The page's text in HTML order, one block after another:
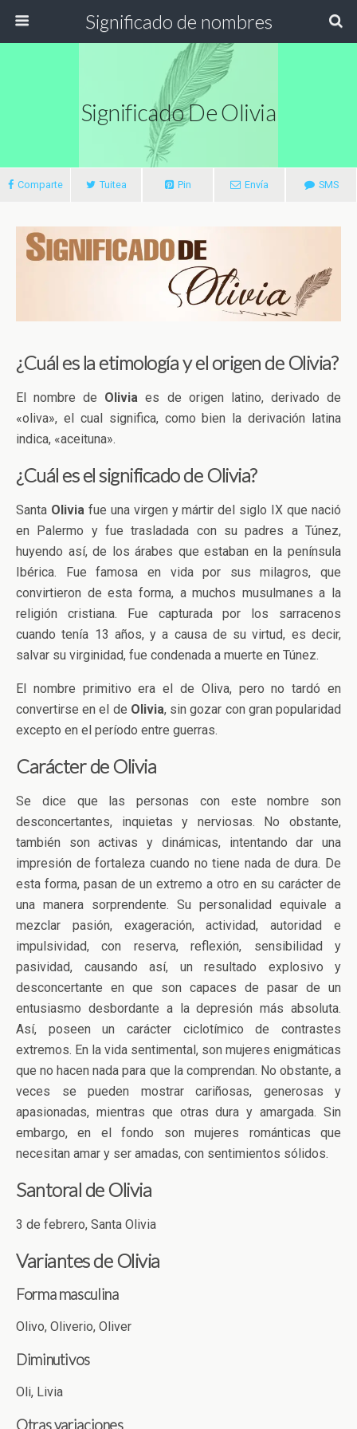
Significado de nombres
Significado De Olivia
Comparte Tuitea Pin Envía SMS
¿Cuál es la etimología y el origen de Olivia?
El nombre de Olivia es de origen latino, derivado de
«oliva», el cual significa, como bien la derivación latina
indica, «aceituna».
¿Cuál es el significado de Olivia?
Santa Oliviafue una virgen y mártir del siglo IX que nació
en Palermo y fue trasladada con su padres a Túnez,
huyendo así, de los árabes que estaban en la península
Ibérica. Fue famosa en vida por sus milagros, que
convirtieron de esta forma, a muchos musulmanes a la
religión cristiana. Fue capturada por los sarracenos
cuando tenía 13 años, y a causa de su virtud, es decir,
salvar su virginidad, fue condenada a muerte en Túnez.
El nombre primitivo era el de Oliva, pero no tardó en
convertirse en el de Olivia, sin gozar con gran popularidad
excepto en el período entre guerras.
Carácter de Olivia
Se dice que las personas con este nombre son
desconcertantes, inquietas y nerviosas. No obstante,
también son activas y dinámicas, intentando dar una
impresión de fortaleza cuando no tiene nada de dura. De
esta forma, pasan de un extremo a otro en su carácter de
una manera sorprendente. Su personalidad equivale a
mezclar pasión, exageración, actividad, autoridad e
impulsividad, con reserva, reflexión, sensibilidad y
pasividad, causando así, un resultado explosivo y
desconcertante en que son capaces de pasar de un
entusiasmo desbordante a la depresión más absoluta.
Así, poseen un carácter ciclotímico de contrastes
extremos. En la vida sentimental, son mujeres enigmáticas
que no hacen nada para que la comprendan. No obstante, a
veces se pueden mostrar cariñosas, generosas y
apasionadas, mientras que otras dura y amargada. Sin
embargo, en el fondo son mujeres románticas que
necesitan amar y ser amadas, con sentimientos sólidos.
Santoral de Olivia
3 de febrero, Santa Olivia
Variantes de Olivia
Forma masculina
Olivo, Oliverio, Oliver
Diminutivos
Oli, Livia
Otras variaciones